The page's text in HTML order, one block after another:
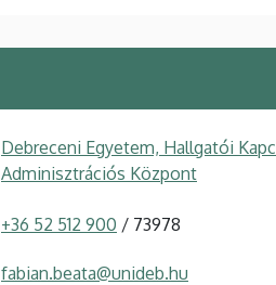
Debreceni Egyetem, Hallgatói
Adminisztrációs Központ
+36 52 512 900 / 73978
fabian.beata@unideb.hu